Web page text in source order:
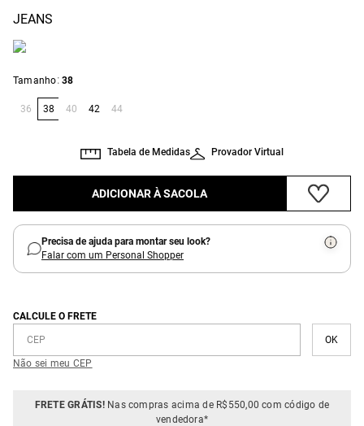
JEANS
Tamanho: 38
36 38 40 42 44
Provador Virtual
Tabela de Medidas
ADICIONAR À SACOLA
Precisa de ajuda para montar seu look?
Falar com um Personal Shopper
CALCULE O FRETE
Não sei meu CEP
FRETE GRÁTIS!Nas compras acima de R$550,00 com código de
vendedora*